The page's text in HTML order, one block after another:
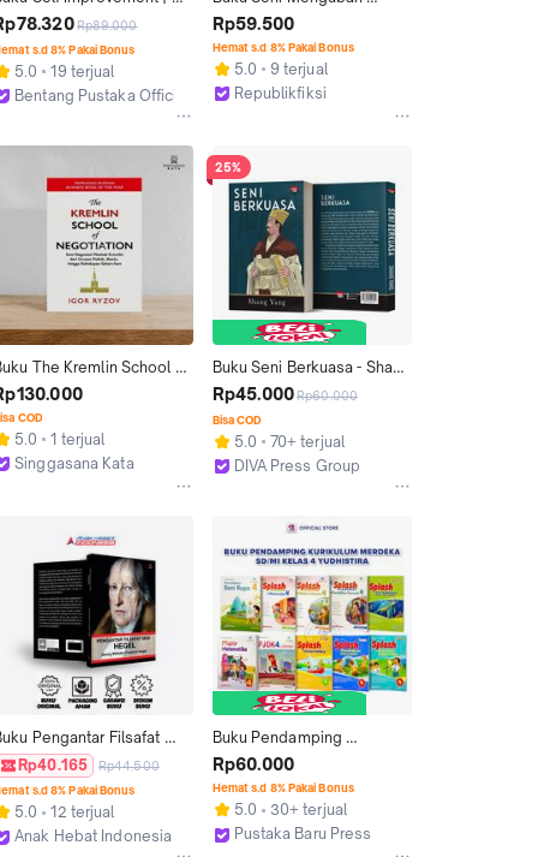
Leader Who Had No
Title : Seni Memimpin Tanpa
Jabatan - Robin - Bentang
Rp89.000
s.d 8% Pakai Bonus
5.0
19 terjual
Bentang Pustaka Official
Kebiasaan Buruk - Dewi
Indra P - Psikologi Corner
Rp59.500
Hemat s.d 8% Pakai Bonus
5.0
9 terjual
Republikfiksi
The Kremlin School of
Seni Negosiasi
Kremlin dari Urusan
Bisnis, hingga
Sehari-hari - Igor
- Alvabet
COD
5.0
1 terjual
Singgasana Kata
25%
Buku Seni Berkuasa - Shang
Yang - Basabasi
Rp45.000Rp60.000
Bisa COD
5.0
70+ terjual
DIVA Press Group
Pengantar Filsafat
Hegel - Bernard
- Anak Hebat
Indonesia
Rp40.165 Rp44.500
s.d 8% Pakai Bonus
5.0
12 terjual
Anak Hebat Indonesia
Buku Pendamping
kurikulum merdeka SD Mi
Kelas 4 / Sinau Basa Jawa  /
SPLASH Bahasa Indonesia /
Pancasila / Matematika /
IPAS / PJOK / Kelas 4 SD/MI
Rp60.000
Hemat s.d 8% Pakai Bonus
5.0
30+ terjual
Pustaka Baru Press